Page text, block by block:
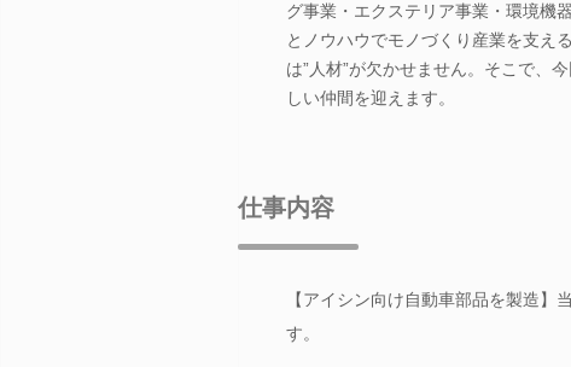
グ事業・エクステリア事業・環境機
とノウハウでモノづくり産業を支え
は”人材”が欠かせません。そこで、
しい仲間を迎えます。
仕事内容
【アイシン向け自動車部品を製造】
す。